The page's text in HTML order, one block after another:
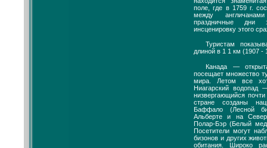
поле, где в 1759 г.
между
праздничные дни
инсценировку этого
Туристам
длиной в 1 1 км (1907 -
Канада —
посещает множество
мира. Летом все
Ниагарский
низвергающийся
стране созданы
Баффало (Лесной
Альберте и на
Полар-Бэр (Белый
Посетители могут
бизонов и других
обитания. Широко